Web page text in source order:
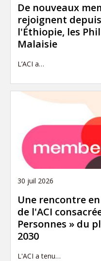
De nouveaux
rejoignent
l'Éthiopie, les
Malaisie
L’ACI a…
30 juil 2026
Une rencontre
de l'ACI
Personnes » du
2030
L'ACI a tenu…